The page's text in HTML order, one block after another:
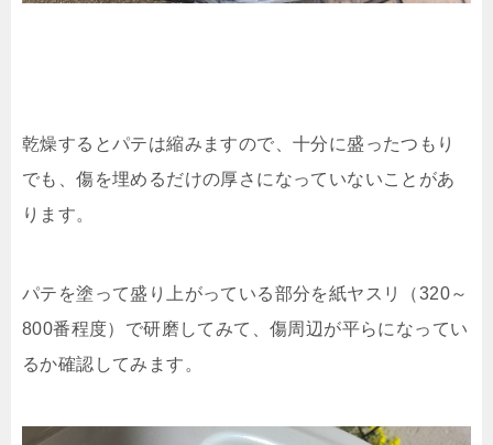
乾燥するとパテは縮みますので、十分に盛ったつもり
でも、傷を埋めるだけの厚さになっていないことがあ
ります。
パテを塗って盛り上がっている部分を紙ヤスリ（320～
800番程度）で研磨してみて、傷周辺が平らになってい
るか確認してみます。